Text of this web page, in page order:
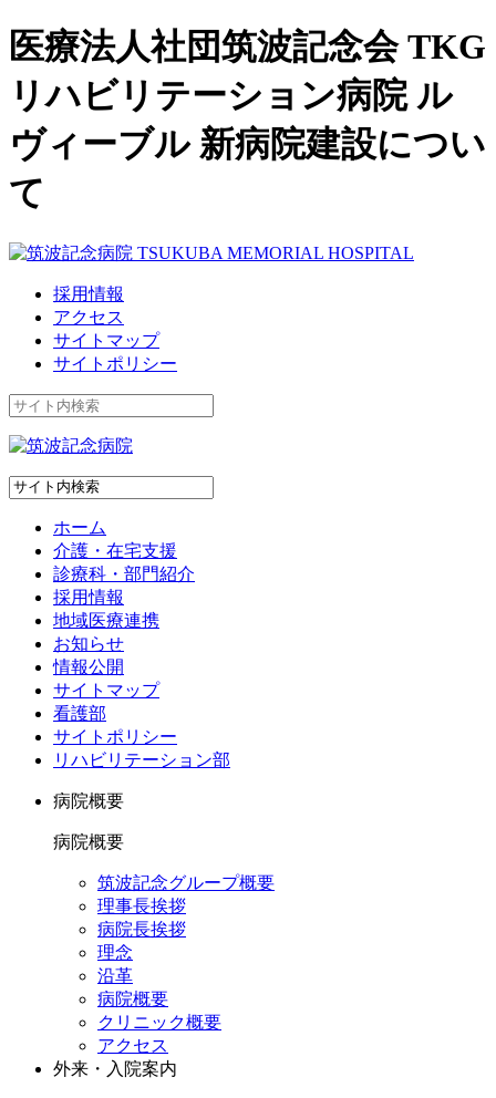
医療法人社団筑波記念会 TKG
リハビリテーション病院 ル
ヴィーブル 新病院建設につい
て
採用情報
アクセス
サイトマップ
サイトポリシー
ホーム
介護・在宅支援
診療科・部門紹介
採用情報
地域医療連携
お知らせ
情報公開
サイトマップ
看護部
サイトポリシー
リハビリテーション部
病院概要
病院概要
筑波記念グループ概要
理事長挨拶
病院長挨拶
理念
沿革
病院概要
クリニック概要
アクセス
外来・入院案内